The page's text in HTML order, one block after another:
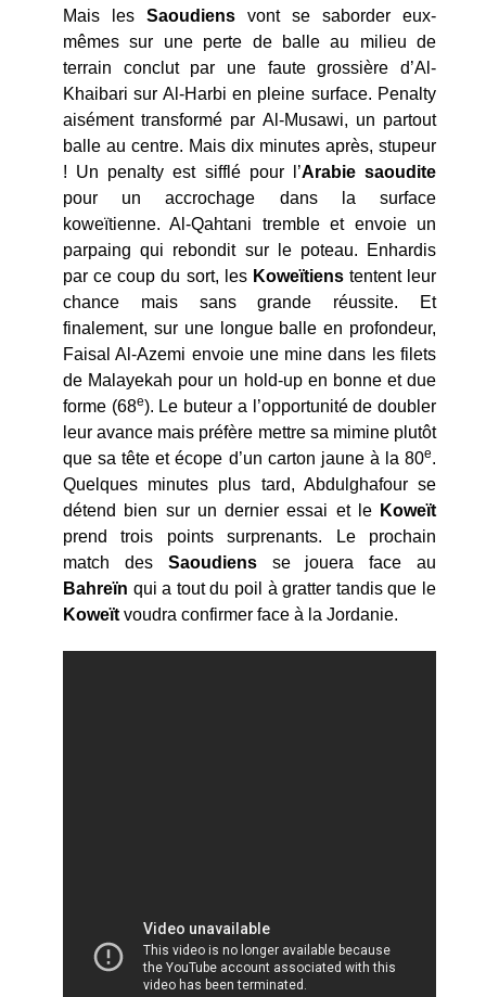
Mais les Saoudiens vont se saborder eux-
mêmes sur une perte de balle au milieu de
terrain conclut par une faute grossière d’Al-
Khaibari sur Al-Harbi en pleine surface. Penalty
aisément transformé par Al-Musawi, un partout
balle au centre. Mais dix minutes après, stupeur
! Un penalty est sifflé pour l’Arabie saoudite
pour un accrochage dans la surface
koweïtienne. Al-Qahtani tremble et envoie un
parpaing qui rebondit sur le poteau. Enhardis
par ce coup du sort, les Koweïtienstentent leur
chance mais sans grande réussite. Et
finalement, sur une longue balle en profondeur,
Faisal Al-Azemi envoie une mine dans les filets
de Malayekah pour un hold-up en bonne et due
forme (68e). Le buteur a l’opportunité de doubler
leur avance mais préfère mettre sa mimine plutôt
que sa tête et écope d’un carton jaune à la 80e.
Quelques minutes plus tard, Abdulghafour se
détend bien sur un dernier essai et le Koweït
prend trois points surprenants. Le prochain
match des Saoudiensse jouera face au
Bahreïn qui a tout du poil à gratter tandis que le
Koweït voudra confirmer face à la Jordanie.